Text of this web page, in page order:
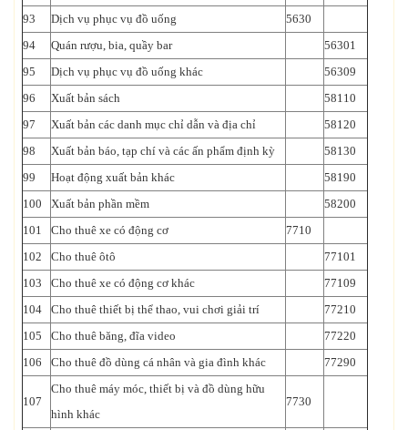
93
Dịch vụ phục vụ đồ uống
5630
94
Quán rượu, bia, quầy bar
56301
95
Dịch vụ phục vụ đồ uống khác
56309
96
Xuất bản sách
58110
97
Xuất bản các danh mục chỉ dẫn và địa chỉ
58120
98
Xuất bản báo, tạp chí và các ấn phẩm định kỳ
58130
99
Hoạt động xuất bản khác
58190
100
Xuất bản phần mềm
58200
101
Cho thuê xe có động cơ
7710
102
Cho thuê ôtô
77101
103
Cho thuê xe có động cơ khác
77109
104
Cho thuê thiết bị thể thao, vui chơi giải trí
77210
105
Cho thuê băng, đĩa video
77220
106
Cho thuê đồ dùng cá nhân và gia đình khác 77290
107
Cho thuê máy móc, thiết bị và đồ dùng hữu
hình khác
7730